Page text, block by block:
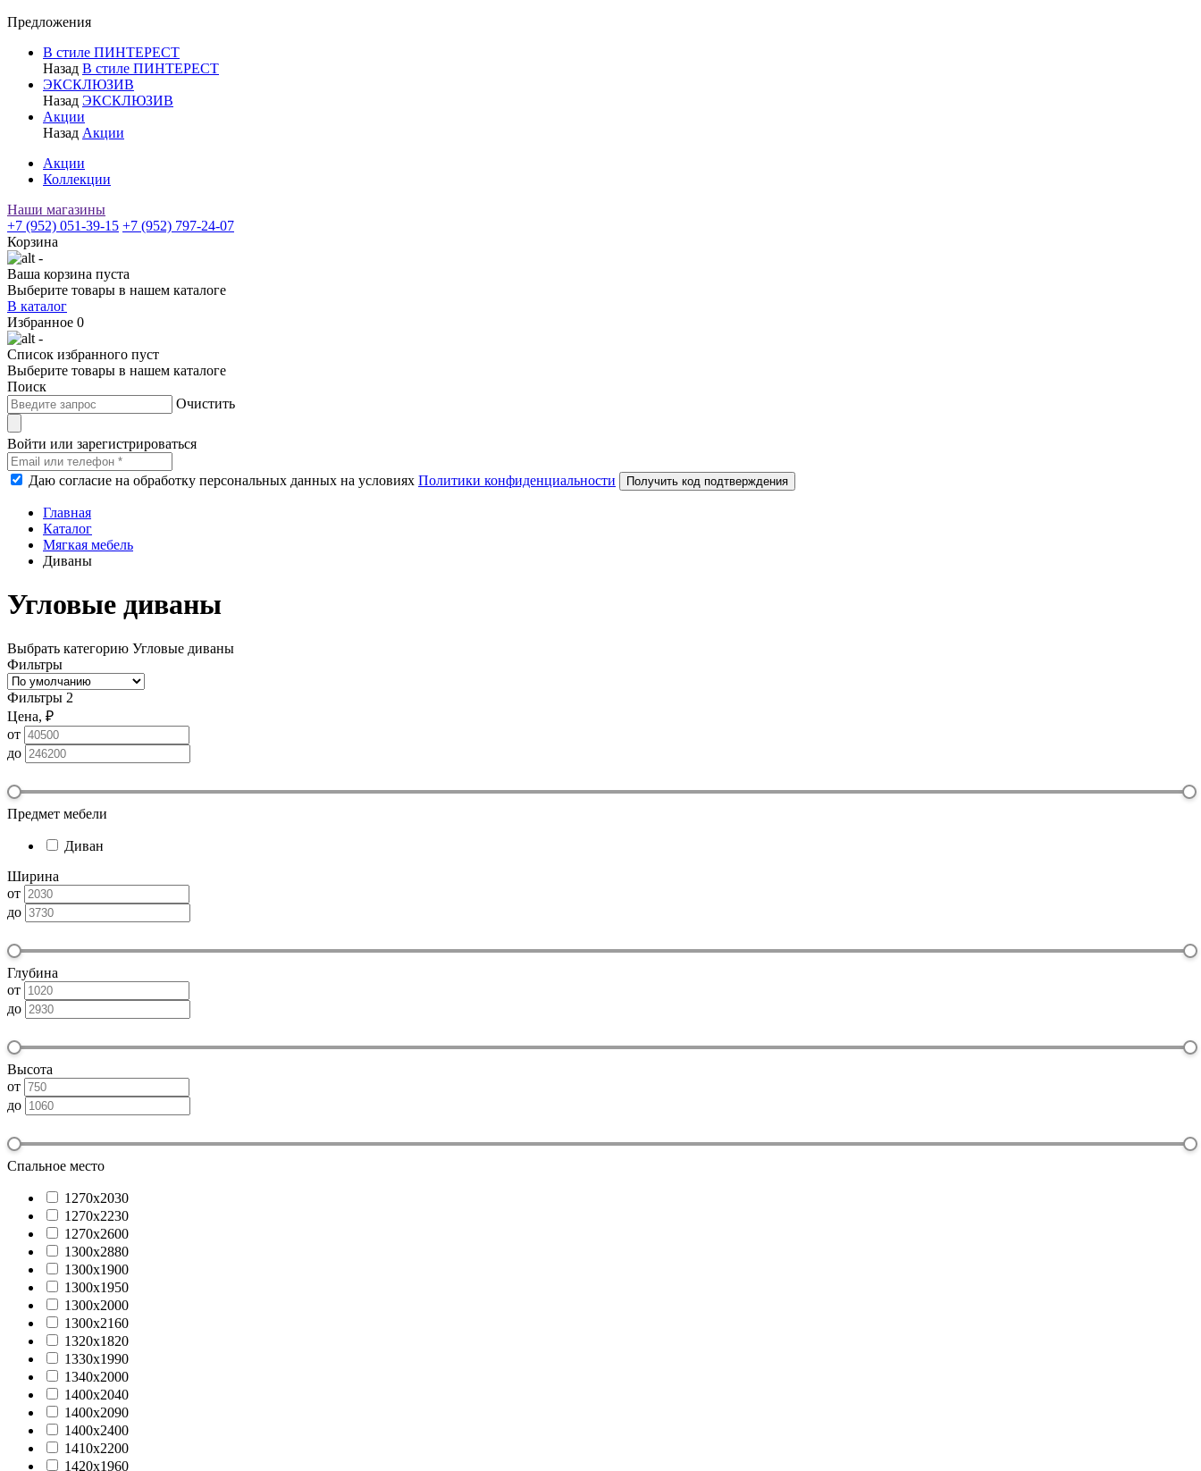
Предложения
В стиле ПИНТЕРЕСТ
Назад В стиле ПИНТЕРЕСТ
ЭКСКЛЮЗИВ
Назад ЭКСКЛЮЗИВ
Акции
Назад Акции
Акции
Коллекции
Наши магазины
+7 (952) 051-39-15 +7 (952) 797-24-07
Корзина
-
Ваша корзина пуста
Выберите товары в нашем каталоге
В каталог
Избранное 0
-
Список избранного пуст
Выберите товары в нашем каталоге
Поиск
Очистить
Войти или зарегистрироваться
Даю согласие на обработку персональных данных на условиях Политики конфиденциальности Получить код подтверждения
Главная
Каталог
Мягкая мебель
Диваны
Угловые диваны
Выбрать категорию Угловые диваны
Фильтры
Фильтры 2
Цена, ₽
от
до
Предмет мебели
Диван
Ширина
от
до
Глубина
от
до
Высота
от
до
Спальное место
1270х2030
1270х2230
1270х2600
1300x2880
1300х1900
1300х1950
1300х2000
1300х2160
1320х1820
1330х1990
1340х2000
1400х2040
1400х2090
1400х2400
1410х2200
1420х1960